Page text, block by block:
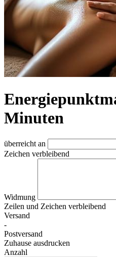
Minuten
überreicht an
Zeichen verbleibend
Widmung
Zeilen und Zeichen verbleibend
Versand
-
Postversand
Zuhause ausdrucken
Anzahl